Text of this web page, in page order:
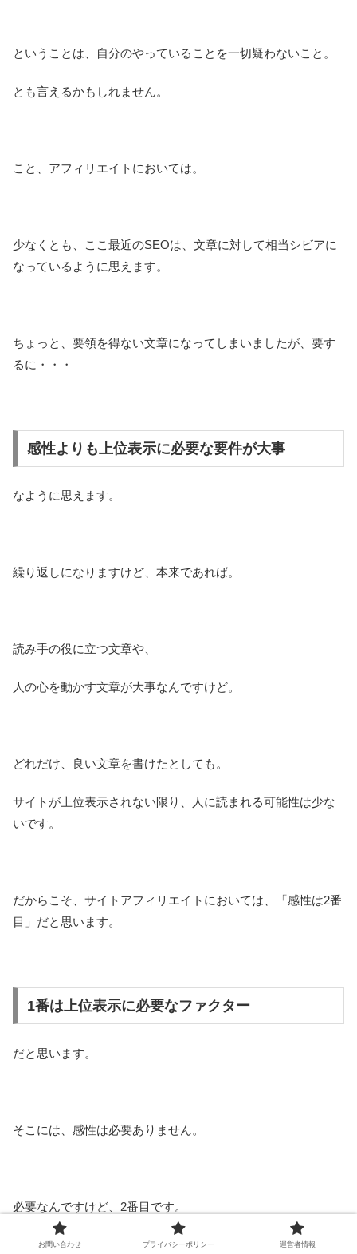
ということは、自分のやっていることを一切疑わないこと。
とも言えるかもしれません。
こと、アフィリエイトにおいては。
少なくとも、ここ最近のSEOは、文章に対して相当シビアに
なっているように思えます。
ちょっと、要領を得ない文章になってしまいましたが、要す
るに・・・
感性よりも上位表示に必要な要件が大事
なように思えます。
繰り返しになりますけど、本来であれば。
読み手の役に立つ文章や、
人の心を動かす文章が大事なんですけど。
どれだけ、良い文章を書けたとしても。
サイトが上位表示されない限り、人に読まれる可能性は少な
いです。
だからこそ、サイトアフィリエイトにおいては、「感性は2番
目」だと思います。
1番は上位表示に必要なファクター
だと思います。
そこには、感性は必要ありません。
必要なんですけど、2番目です。
お問い合わせ プライバシーポリシー 運営者情報